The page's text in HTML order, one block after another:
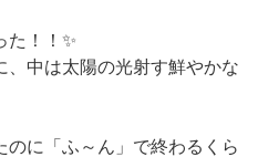
た！！✨️
中は太陽の光射す鮮やかな
に「ふ～ん」で終わるくら